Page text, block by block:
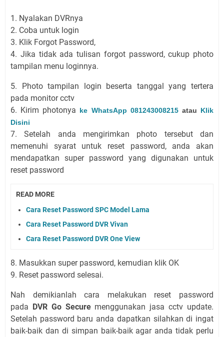
1. Nyalakan DVRnya
2. Coba untuk login
3. Klik Forgot Password,
4. Jika tidak ada tulisan forgot password, cukup photo
tampilan menu loginnya.
5. Photo tampilan login beserta tanggal yang tertera
pada monitor cctv
6. Kirim photonya ke WhatsApp 081243008215atau Klik
Disini
7. Setelah anda mengirimkan photo tersebut dan
memenuhi syarat untuk reset password, anda akan
mendapatkan super password yang digunakan untuk
reset password
READ MORE
Cara Reset Password SPC Model Lama
Cara Reset Password DVR Vivan
Cara Reset Password DVR One View
8. Masukkan super password, kemudian klik OK
9. Reset password selesai.
Nah demikianlah cara melakukan reset password
pada DVR Go Securemenggunakan jasa cctv update.
Setelah password baru anda dapatkan silahkan di ingat
baik-baik dan di simpan baik-baik agar anda tidak perlu